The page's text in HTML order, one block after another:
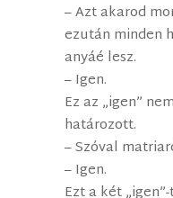
– Azt akarod
ezután minden
anyáé lesz.
– Igen.
Ez az „igen”
határozott.
– Szóval
– Igen.